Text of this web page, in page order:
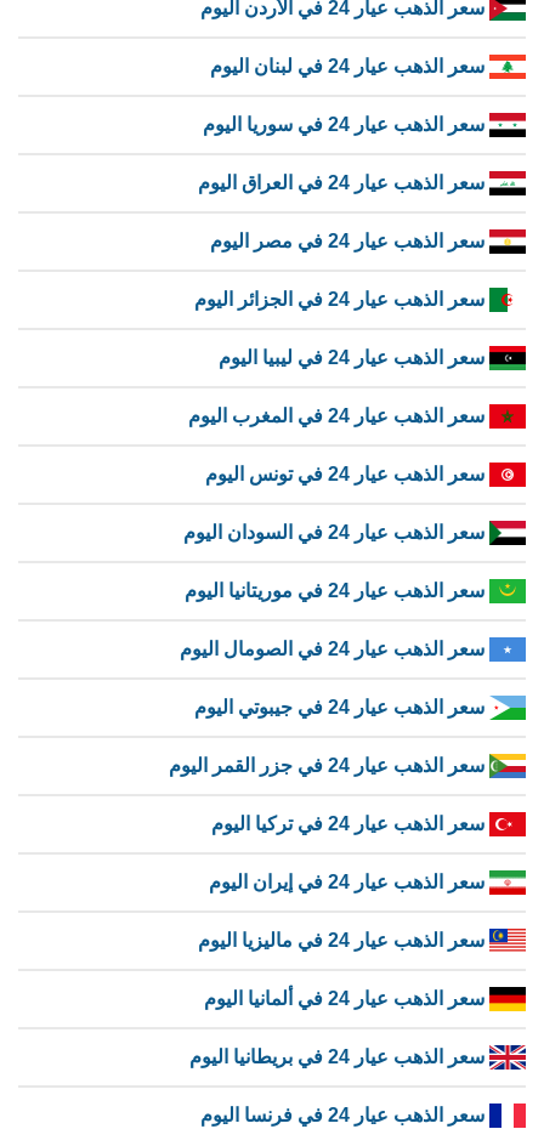
سعر الذهب عيار 24 في الأردن اليوم
سعر الذهب عيار 24 في لبنان اليوم
سعر الذهب عيار 24 في سوريا اليوم
سعر الذهب عيار 24 في العراق اليوم
سعر الذهب عيار 24 في مصر اليوم
سعر الذهب عيار 24 في الجزائر اليوم
سعر الذهب عيار 24 في ليبيا اليوم
سعر الذهب عيار 24 في المغرب اليوم
سعر الذهب عيار 24 في تونس اليوم
سعر الذهب عيار 24 في السودان اليوم
سعر الذهب عيار 24 في موريتانيا اليوم
سعر الذهب عيار 24 في الصومال اليوم
سعر الذهب عيار 24 في جيبوتي اليوم
سعر الذهب عيار 24 في جزر القمر اليوم
سعر الذهب عيار 24 في تركيا اليوم
سعر الذهب عيار 24 في إيران اليوم
سعر الذهب عيار 24 في ماليزيا اليوم
سعر الذهب عيار 24 في ألمانيا اليوم
سعر الذهب عيار 24 في بريطانيا اليوم
سعر الذهب عيار 24 في فرنسا اليوم